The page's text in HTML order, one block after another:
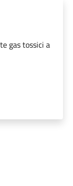
gas tossici a